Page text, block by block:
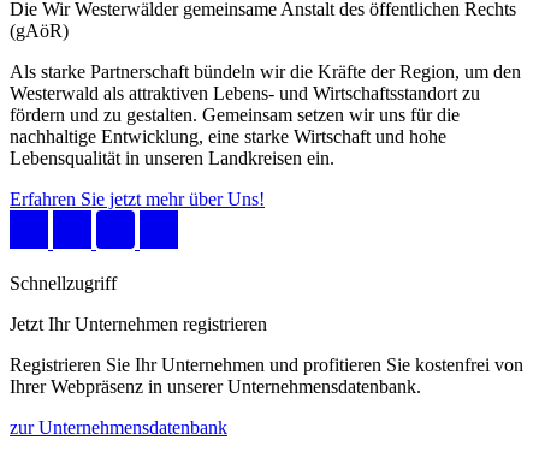
Die Wir Westerwälder gemeinsame Anstalt des öffentlichen Rechts
(gAöR)
Als starke Partnerschaft bündeln wir die Kräfte der Region, um den
Westerwald als attraktiven Lebens- und Wirtschaftsstandort zu
fördern und zu gestalten. Gemeinsam setzen wir uns für die
nachhaltige Entwicklung, eine starke Wirtschaft und hohe
Lebensqualität in unseren Landkreisen ein.
Erfahren Sie jetzt mehr über Uns!
Schnellzugriff
Jetzt Ihr Unternehmen registrieren
Registrieren Sie Ihr Unternehmen und profitieren Sie kostenfrei von
Ihrer Webpräsenz in unserer Unternehmensdatenbank.
zur Unternehmensdatenbank